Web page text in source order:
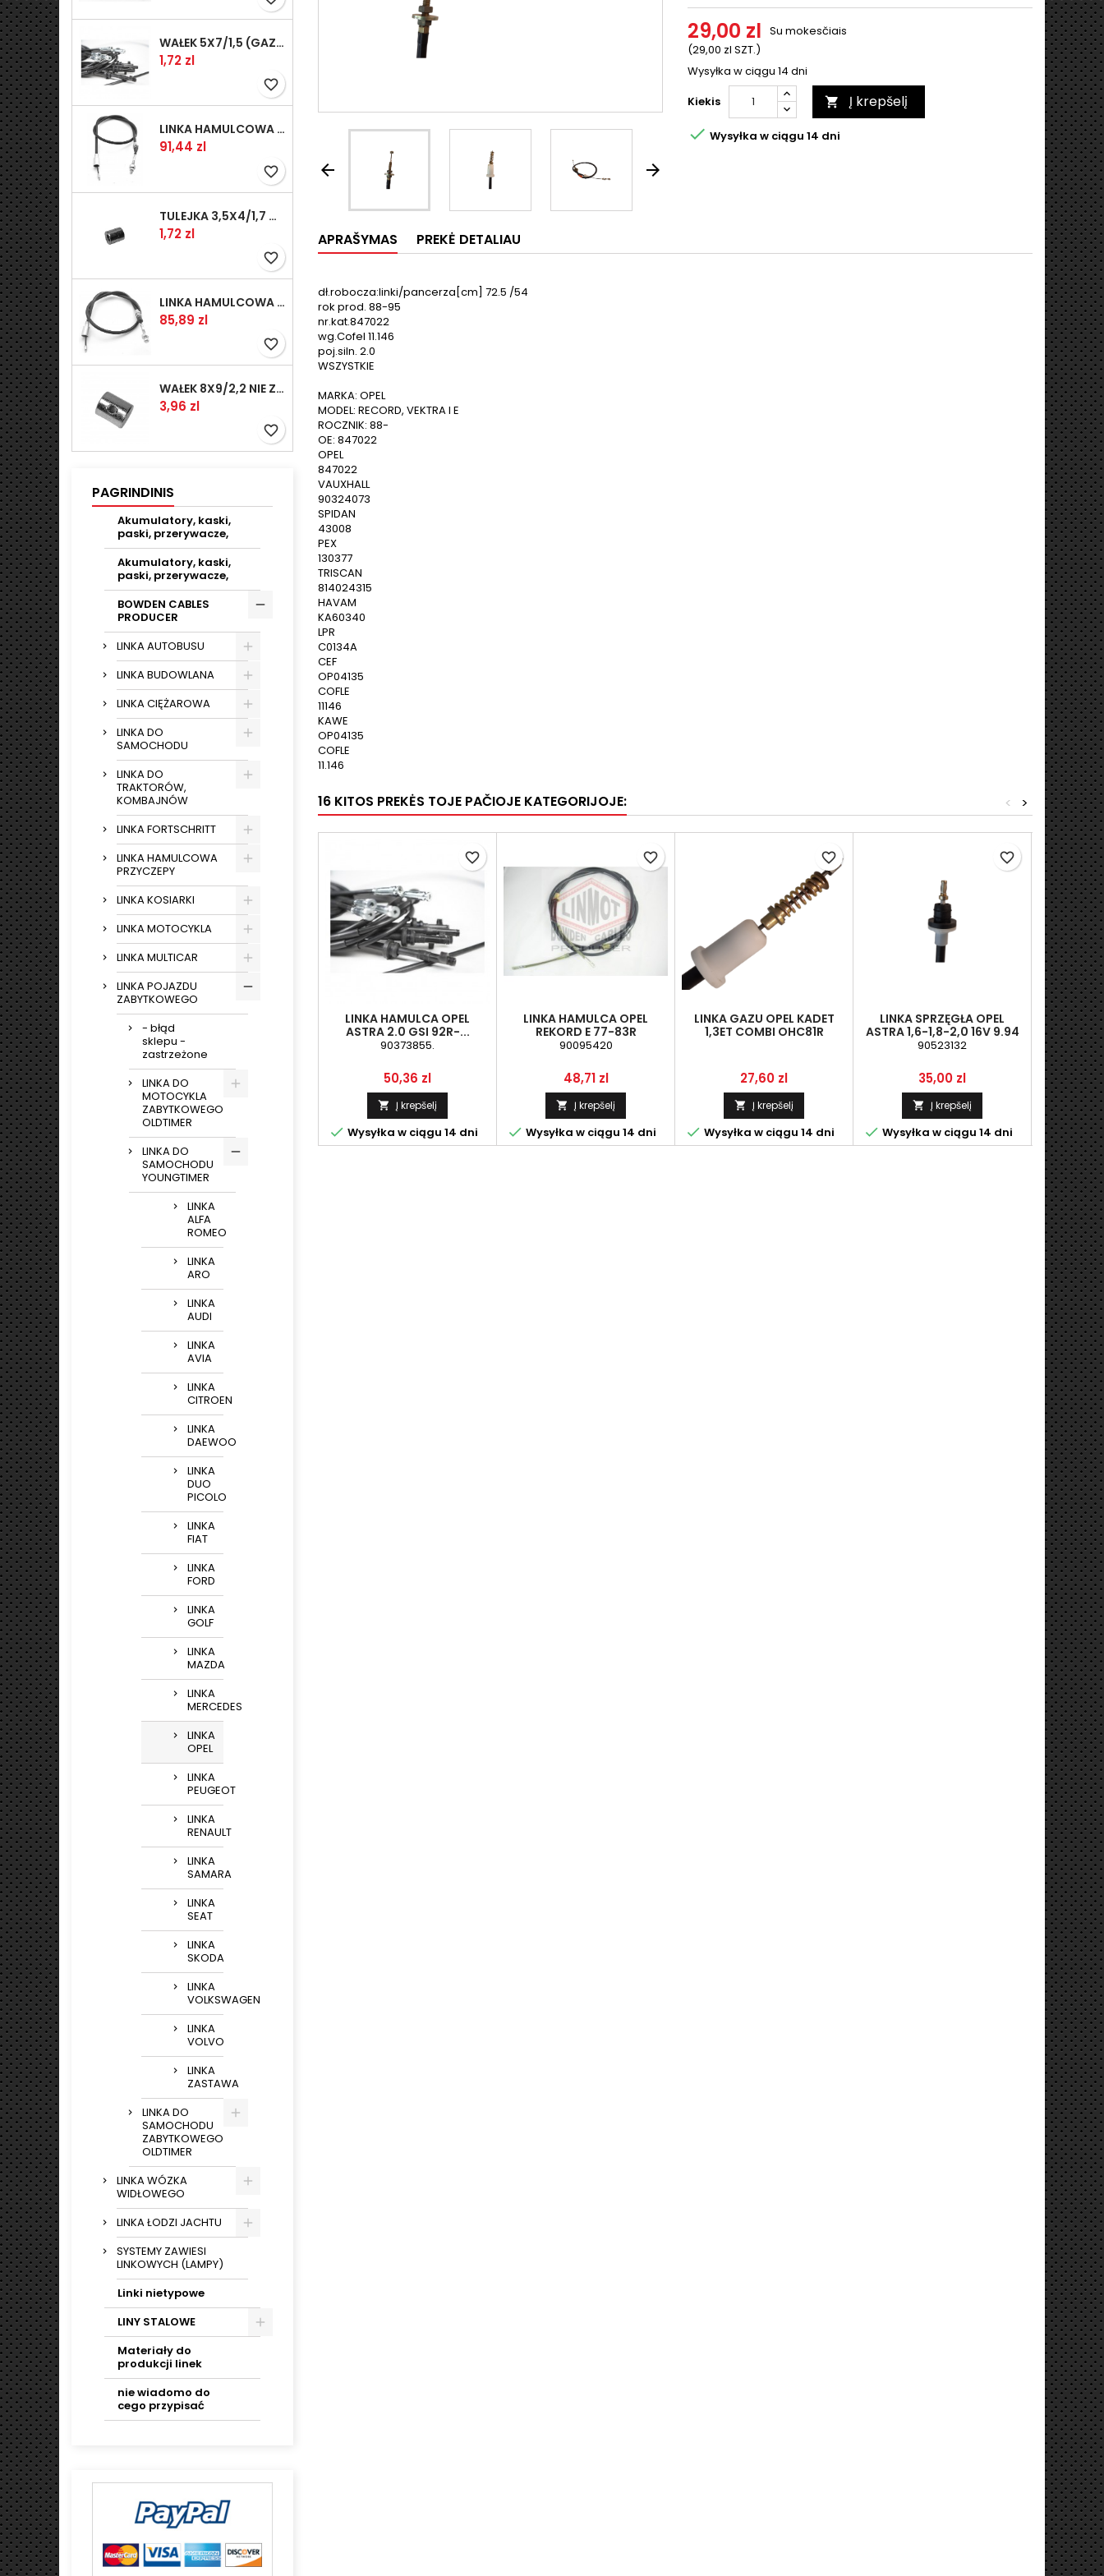
WAŁEK 5X7/1,5 (GAZ WSK)(PR5)
Kaina
1,72 zl
favorite_border
LINKA HAMULCOWA PRZYCZEPY KNOTT 1240/1030 33921-1.11S
Kaina
91,44 zl
favorite_border
TULEJKA 3,5X4/1,7 GAZÓW -OCYNK
Kaina
1,72 zl
favorite_border
LINKA HAMULCOWA PRZYCZEPY KNOTT 1040/830 33921-1.07S
Kaina
85,89 zl
favorite_border
WAŁEK 8X9/2,2 NIE ZAMAWIAĆ
Kaina
3,96 zl
favorite_border
PAGRINDINIS
Akumulatory, kaski,
paski, przerywacze,
Akumulatory, kaski,
paski, przerywacze,
BOWDEN CABLES
PRODUCER
LINKA AUTOBUSU
LINKA BUDOWLANA
LINKA CIĘŻAROWA
LINKA DO
SAMOCHODU
LINKA DO
TRAKTORÓW,
KOMBAJNÓW
LINKA FORTSCHRITT
LINKA HAMULCOWA
PRZYCZEPY
LINKA KOSIARKI
LINKA MOTOCYKLA
LINKA MULTICAR
LINKA POJAZDU
ZABYTKOWEGO
- błąd
sklepu -
zastrzeżone
LINKA DO
MOTOCYKLA
ZABYTKOWEGO
OLDTIMER
LINKA DO
SAMOCHODU
YOUNGTIMER
LINKA
ALFA
ROMEO
LINKA
ARO
LINKA
AUDI
LINKA
AVIA
LINKA
CITROEN
LINKA
DAEWOO
LINKA
DUO
PICOLO
LINKA
FIAT
LINKA
FORD
LINKA
GOLF
LINKA
MAZDA
LINKA
MERCEDES
LINKA
OPEL
LINKA
PEUGEOT
LINKA
RENAULT
LINKA
SAMARA
LINKA
SEAT
LINKA
SKODA
LINKA
VOLKSWAGEN
LINKA
VOLVO
LINKA
ZASTAWA
LINKA DO
SAMOCHODU
ZABYTKOWEGO
OLDTIMER
LINKA WÓZKA
WIDŁOWEGO
LINKA ŁODZI JACHTU
SYSTEMY ZAWIESI
LINKOWYCH (LAMPY)
Linki nietypowe
LINY STALOWE
Materiały do
produkcji linek
nie wiadomo do
cego przypisać
 
29,00 zl
(29,00 zl SZT.)
Su mokesčiais
Wysyłka w ciągu 14 dni
Kiekis
 Į krepšelį
 Wysyłka w ciągu 14 dni
APRAŠYMAS PREKĖ DETALIAU
dł.robocza:linki/pancerza[cm] 72.5 /54
rok prod. 88-95
nr.kat.847022
wg.Cofel 11.146
poj.siln. 2.0
WSZYSTKIE
MARKA: OPEL
MODEL: RECORD, VEKTRA I E
ROCZNIK: 88-
OE: 847022
OPEL
847022
VAUXHALL
90324073
SPIDAN
43008
PEX
130377
TRISCAN
814024315
HAVAM
KA60340
LPR
C0134A
CEF
OP04135
COFLE
11146
KAWE
OP04135
COFLE
11.146
16 KITOS PREKĖS TOJE PAČIOJE KATEGORIJOJE: >
<
LINKA HAMULCA OPEL
ASTRA 2.0 GSI 92R-...
90373855.
Kaina
50,36 zl
 Į krepšelį
 Wysyłka w ciągu 14 dni
favorite_border
LINKA HAMULCA OPEL
REKORD E 77-83R
90095420
Kaina
48,71 zl
 Į krepšelį
 Wysyłka w ciągu 14 dni
favorite_border
LINKA GAZU OPEL KADET
1,3ET COMBI OHC81R
Kaina
27,60 zl
 Į krepšelį
 Wysyłka w ciągu 14 dni
favorite_border
LINKA SPRZĘGŁA OPEL
ASTRA 1,6-1,8-2,0 16V 9.94
90523132
Kaina
35,00 zl
 Į krepšelį
 Wysyłka w ciągu 14 dni
favorite_border
LINKA
KADET

